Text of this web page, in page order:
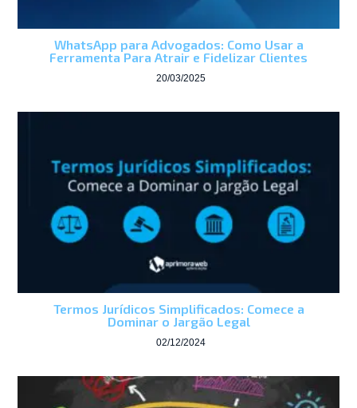
WhatsApp para Advogados: Como Usar a
Ferramenta Para Atrair e Fidelizar Clientes
20/03/2025
Termos Jurídicos Simplificados: Comece a
Dominar o Jargão Legal
02/12/2024